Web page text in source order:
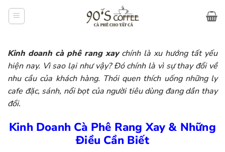
Kinh doanh cà phê rang xaychính là xu hướng tất yếu
hiện nay. Vì sao lại như vậy? Đó chính là vì sự thay đổi về
nhu cầu của khách hàng. Thói quen thích uống những ly
cafe đặc, sánh, nổi bọt của người tiêu dùng đang dần thay
đổi.
Kinh Doanh Cà Phê Rang Xay & Những
Điều Cần Biết